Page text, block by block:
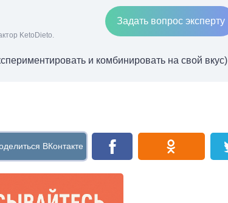
KetoDieto.
Задать вопрос эксперту
и комбинировать на свой вкус)